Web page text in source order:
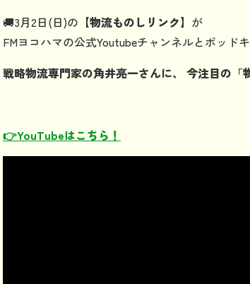
🚚3月2日(日)の 【物流ものしリンク】 が
FMヨコハマの公式Youtubeチャンネルとポッド
戦略物流専門家の角井亮一さんに、 今注目の「
👉YouTubeはこちら！